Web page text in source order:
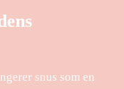
snus som en